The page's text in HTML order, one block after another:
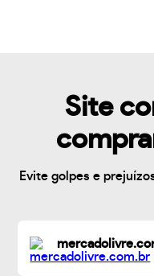
Site
Evite golpes e